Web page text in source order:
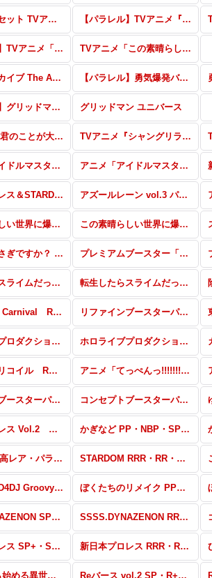
スペシャルセット TVアニメ『シャングリラ・フロンティア』 【パラレル】TVアニメ『しかのこのこのここしたんたん』
【パラレル】TVアニメ「この素晴らしい世界に祝福を！3」 TVアニメ「この素晴らしい世界に祝福を！3」
ブルーアーカイブ The Animation 【パラレル】勇気爆発バーンブレイバーン
【パラレル】グリッドマン ユニバース グリッドマン ユニバース
TVアニメ『君のことが大大大大大好きな100人の彼女』RRR・RR・R・C・Re TVアニメ『シャングリラ・フロンティア』パラレル
アニメ「アイドルマスター ミリオンライブ！」パラレル アニメ「アイドルマスター ミリオンライブ！」 RRR・RR・R・C・Re
新日本プロレス＆STARDOM RRR・RR・R・C・Re(新日本プロレス) アズールレーン vol.3 パラレル
この素晴らしい世界に爆焔を！ パラレル この素晴らしい世界に爆焔を！ RRR・RR・R・C・Re
ご注文はうさぎですか？ BLOOM vol.2 RRR以下 プレミアムブースター「新日本プロレス＆STARDOM」 SSP・PBR+・PBP+
転生したらスライムだった件 転スラ日記 PP・NBP・SP・Gre+・RRR+・RR+・R+・C+・Re+ 転生したらスライムだった件 転スラ日記 SDR・GRe・RRR・RR・R・C・Re
Fate/Grand Carnival RRR・RR・R・C・Re リファインブースターパック 東方Project PP・SP・RRR+・RR+・R+・C+・Re+・Re
ホロライブプロダクション Vol.2 RRR・RR・R・C・Re ホロライブプロダクション Vol.2 パートナー
リコリス・リコイル RRR・RR・R・C・Re アニメ「てっぺんっ!!!!!!!!!!!!!!!」 PP・NBP・SP・RRR+・RR+・R+・C+・Re+・PR
コンセプトブースターパック「BanG Dream! ガルパ☆ピコ ふぃーばー！」 UR・SP・CP コンセプトブースターパック「BanG Dream! ガルパ☆ピコ ふぃーばー！」 SS・S
新日本プロレス Vol.2 RRR・RR・R・C・Re かぎなど PP・NBP・SP・RRR+・RR+・C+・Re+
STARDOM 高レア・パラレル STARDOM RRR・RR・R・C・Re
D4DJ feat. D4DJ Groovy Mix+Edition RRR・RR・R・C・Re ぼくたちのリメイク PP・SP・RRR+・RR+・R+・C+・Re+
SSSS.DYNAZENON SP・R+・C+・ReR+・ReC+ SSSS.DYNAZENON RRR・RR・R・C・Re
新日本プロレス SP+・SP・RR+・R+・C+・Re+ 新日本プロレス RRR・RR・R・C・Re
Re:ゼロから始める異世界生活 RRR・RR・R・C・ReR・ReC Reバース vol.2 SP・R+・C+・ReR+・ReC+